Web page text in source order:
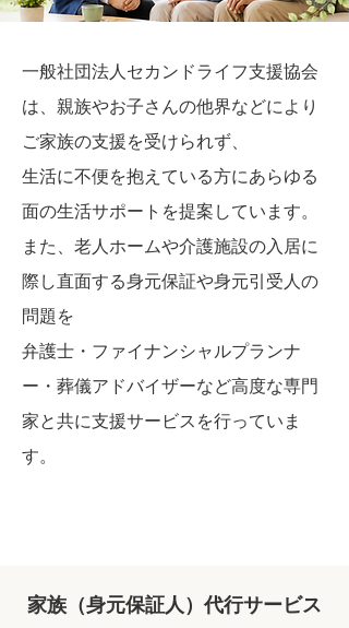
一般社団法人セカンドライフ支援協会
は、親族やお子さんの他界などにより
ご家族の支援を受けられず、
生活に不便を抱えている方にあらゆる
面の生活サポートを提案しています。
また、老人ホームや介護施設の入居に
際し直面する身元保証や身元引受人の
問題を
弁護士・ファイナンシャルプランナ
ー・葬儀アドバイザーなど高度な専門
家と共に支援サービスを行っていま
す。
家族（身元保証人）代行サービス